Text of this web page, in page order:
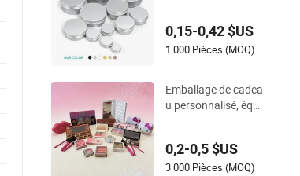
oîte en métal
0,15-0,42 $US
1 000 Pièces (MOQ)
Emballage de cadea
u personnalisé, équi
ur gâteau, bougie, bi
scuit, chocolat, boît
0,2-0,5 $US
3 000 Pièces (MOQ)